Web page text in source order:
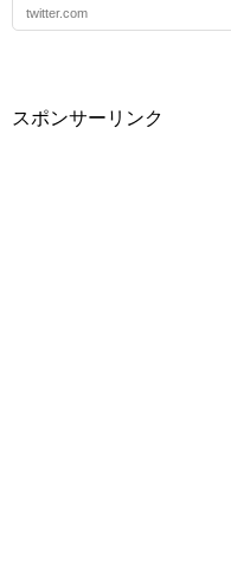
twitter.com
スポンサーリンク